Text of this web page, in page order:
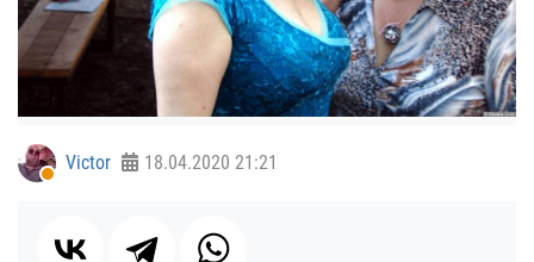
Victor 18.04.2020 21:21